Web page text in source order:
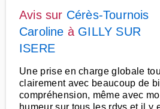
Avis sur Cérès-Tournois
Caroline à GILLY SUR
ISERE
Une prise en charge globale
clairement avec beaucoup de
compréhension, même avec
humeur sur tous les rdvs et il y